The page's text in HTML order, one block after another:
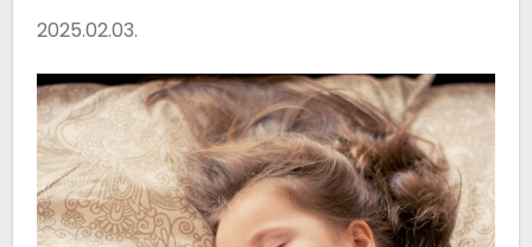
2025.02.03.